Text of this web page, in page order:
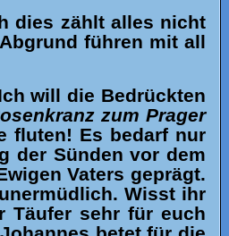
dies zählt alles nicht
führen mit all
will die Bedrückten
zum Prager
fluten! Es bedarf nur
der Sünden vor dem
Vaters geprägt.
Wisst ihr
Täufer sehr für euch